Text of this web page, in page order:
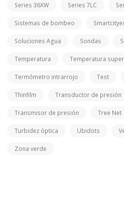
Series 36XW Series 7LC
Sistemas de bombeo
Soluciones Agua Sondas
Temperatura Temperatura
Termómetro intrarrojo Test
Thinfilm Transductor de presión
Transmisor de presión Tree Net
Turbidez óptica Ubidots
Zona verde